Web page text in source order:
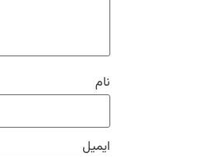
نام
ایمیل